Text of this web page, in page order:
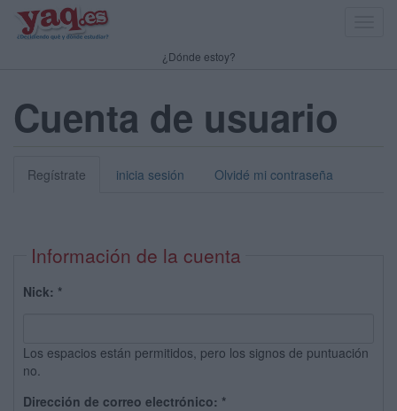
¿Dónde estoy?
Cuenta de usuario
Regístrate inicia sesión Olvidé mi contraseña
Información de la cuenta
Nick: *
Los espacios están permitidos, pero los signos de puntuación
no.
Dirección de correo electrónico: *